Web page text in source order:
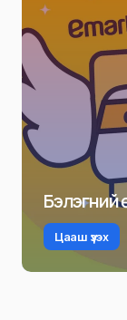
Бэлэгний
Цааш үзэх